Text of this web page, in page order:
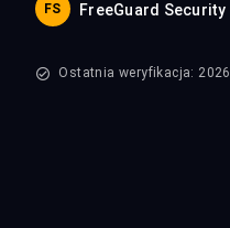
FS FreeGuard Security
Ostatnia weryfikacja: